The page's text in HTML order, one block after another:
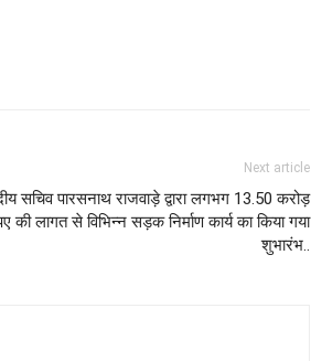
Next article
सचिव पारसनाथ राजवाड़े द्वारा लगभग 13.50 करोड़
की लागत से विभिन्न सड़क निर्माण कार्य का किया गया
शुभारंभ..